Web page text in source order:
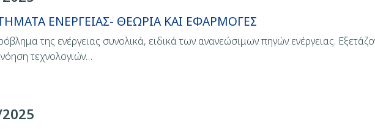
ΕΝΕΡΓΕΙΑΣ- ΘΕΩΡΙΑ ΚΑΙ ΕΦΑΡΜΟΓΕΣ
της ενέργειας συνολικά, ειδικά των ανανεώσιμων πηγών ενέργειας.
τεχνολογιών…